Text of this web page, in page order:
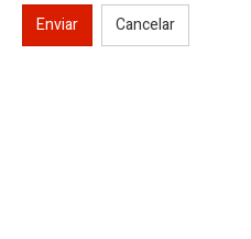
Enviar Cancelar